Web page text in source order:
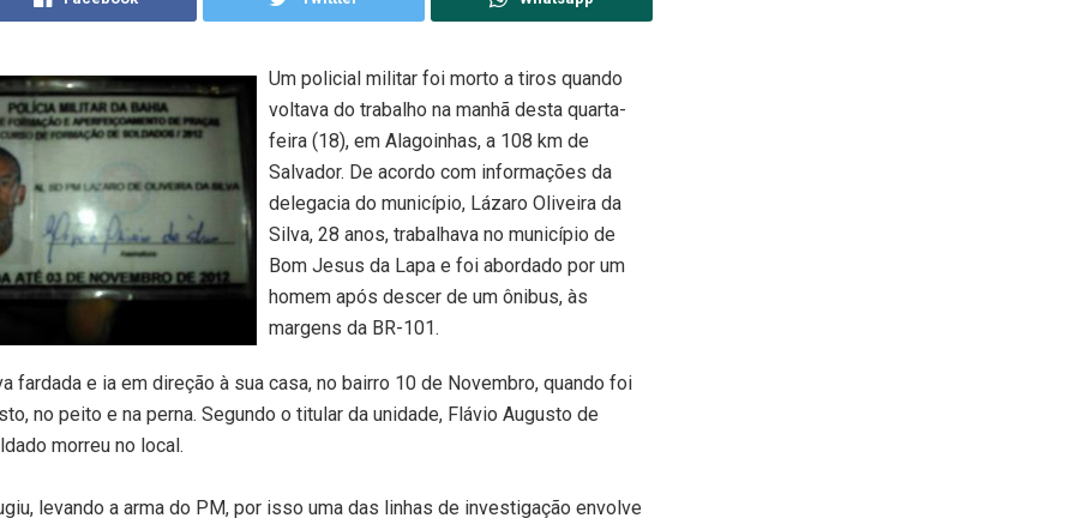
Um policial militar foi morto a tiros quando
voltava do trabalho na manhã desta quarta-
feira (18), em Alagoinhas, a 108 km de
Salvador. De acordo com informações da
delegacia do município, Lázaro Oliveira da
Silva, 28 anos, trabalhava no município de
Bom Jesus da Lapa e foi abordado por um
homem após descer de um ônibus, às
margens da BR-101.
fardada e ia em direção à sua casa, no bairro 10 de Novembro, quando foi
no peito e na perna. Segundo o titular da unidade, Flávio Augusto de
morreu no local.
levando a arma do PM, por isso uma das linhas de investigação envolve